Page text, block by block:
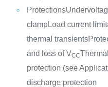
Protections
clampLoad current
thermal transients
and loss of VCC
protection (see
discharge protection